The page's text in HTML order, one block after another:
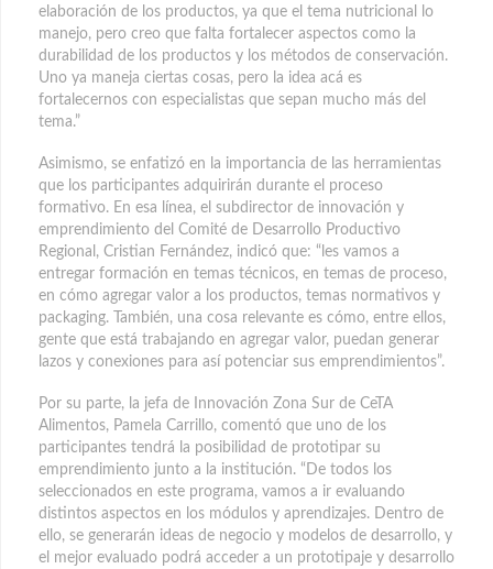
elaboración de los productos, ya que el tema nutricional lo
manejo, pero creo que falta fortalecer aspectos como la
durabilidad de los productos y los métodos de conservación.
Uno ya maneja ciertas cosas, pero la idea acá es
fortalecernos con especialistas que sepan mucho más del
tema.”
Asimismo, se enfatizó en la importancia de las herramientas
que los participantes adquirirán durante el proceso
formativo. En esa línea, el subdirector de innovación y
emprendimiento del Comité de Desarrollo Productivo
Regional, Cristian Fernández, indicó que: “les vamos a
entregar formación en temas técnicos, en temas de proceso,
en cómo agregar valor a los productos, temas normativos y
packaging. También, una cosa relevante es cómo, entre ellos,
gente que está trabajando en agregar valor, puedan generar
lazos y conexiones para así potenciar sus emprendimientos”.
Por su parte, la jefa de Innovación Zona Sur de CeTA
Alimentos, Pamela Carrillo, comentó que uno de los
participantes tendrá la posibilidad de prototipar su
emprendimiento junto a la institución. “De todos los
seleccionados en este programa, vamos a ir evaluando
distintos aspectos en los módulos y aprendizajes. Dentro de
ello, se generarán ideas de negocio y modelos de desarrollo, y
el mejor evaluado podrá acceder a un prototipaje y desarrollo